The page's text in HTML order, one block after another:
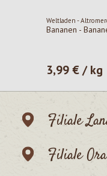
Weltladen -
Bananen -
Prezzo
3,99 € / kg
Filiale
Filiale Ora